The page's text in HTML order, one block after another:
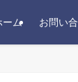
ーム お問い